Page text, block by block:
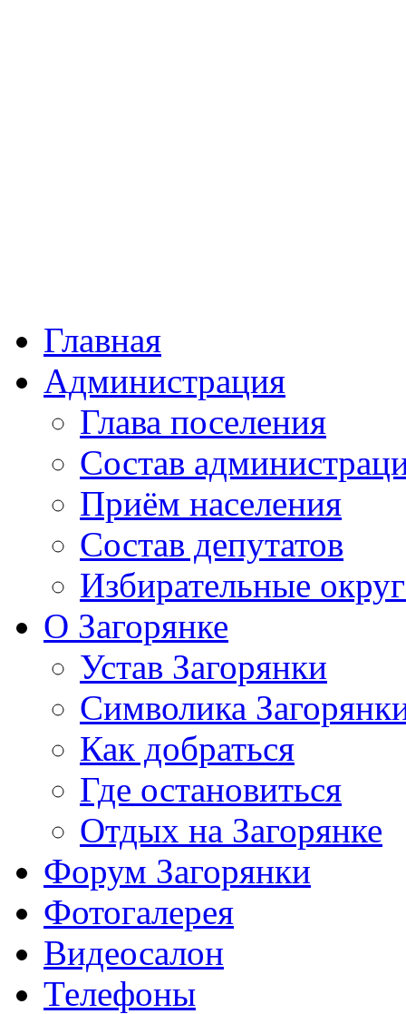
Главная
Администрация
Глава поселения
Состав
Приём населения
Состав депутатов
Избирательные
О Загорянке
Устав Загорянки
Символика
Как добраться
Где остановиться
Отдых на Загорянке
Форум Загорянки
Фотогалерея
Видеосалон
Телефоны